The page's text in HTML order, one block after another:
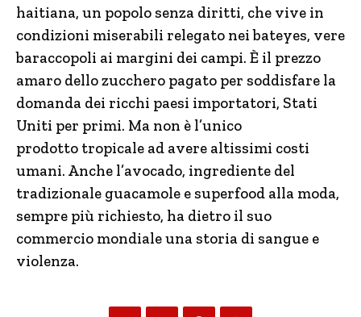
haitiana, un popolo senza diritti, che vive in
condizioni miserabili relegato nei bateyes, vere
baraccopoli ai margini dei campi. È il prezzo
amaro dello zucchero pagato per soddisfare la
domanda dei ricchi paesi importatori, Stati
Uniti per primi. Ma non è l’unico
prodotto tropicale ad avere altissimi costi
umani. Anche l’avocado, ingrediente del
tradizionale guacamole e superfood alla moda,
sempre più richiesto, ha dietro il suo
commercio mondiale una storia di sangue e
violenza.